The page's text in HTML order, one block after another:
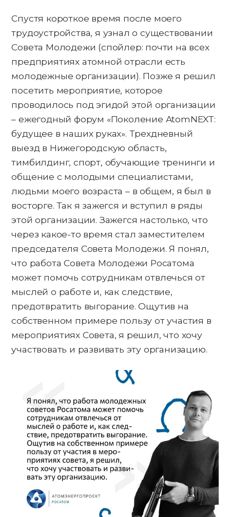
Спустя короткое время после моего
трудоустройства, я узнал о существовании
Совета Молодежи (спойлер: почти на всех
предприятиях атомной отрасли есть
молодежные организации). Позже я решил
посетить мероприятие, которое
проводилось под эгидой этой организации
– ежегодный форум «Поколение AtomNEXT:
будущее в наших руках». Трехдневный
выезд в Нижегородскую область,
тимбилдинг, спорт, обучающие тренинги и
общение с молодыми специалистами,
людьми моего возраста – в общем, я был в
восторге. Так я зажегся и вступил в ряды
этой организации. Зажегся настолько, что
через какое-то время стал заместителем
председателя Совета Молодежи. Я понял,
что работа Совета Молодежи Росатома
может помочь сотрудникам отвлечься от
мыслей о работе и, как следствие,
предотвратить выгорание. Ощутив на
собственном примере пользу от участия в
мероприятиях Совета, я решил, что хочу
участвовать и развивать эту организацию.